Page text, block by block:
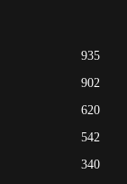
935
902
620
542
340